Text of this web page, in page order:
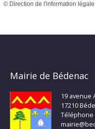
© Direction de l'information
Mairie de Bédenac
19 avenue
17210
Téléphone